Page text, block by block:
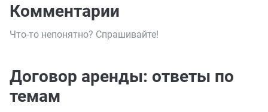
Комментарии
Что-то непонятно? Спрашивайте!
Договор аренды: ответы по
темам